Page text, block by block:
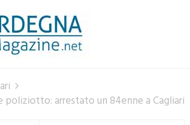
poliziotto: arrestato un 84enne a Cagliari